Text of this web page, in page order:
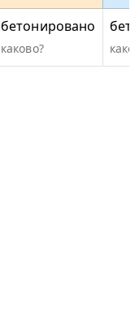
бетонировано
каково?